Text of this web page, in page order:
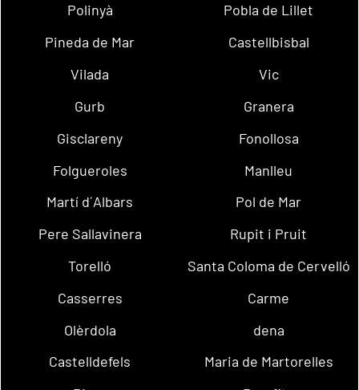
Polinyà
Pobla de Lillet
Pineda de Mar
Castellbisbal
Vilada
Vic
Gurb
Granera
Gisclareny
Fonollosa
Folgueroles
Manlleu
Martí d´Albars
Pol de Mar
Pere Sallavinera
Rupit i Pruit
Torelló
Santa Coloma de Cervelló
Casserres
Carme
Olèrdola
dena
Castelldefels
Maria de Martorelles